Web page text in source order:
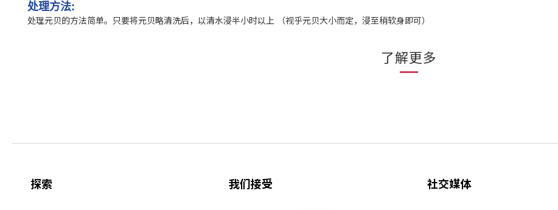
处理方法:
处理元贝的方法简单。只要将元贝略清洗后，以清水浸半小时以上 （视乎元贝大小而定，浸至稍软身即可）
了解更多
探索 我们接受 社交媒体